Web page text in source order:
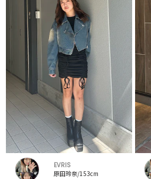
EVRIS
原田玲奈/153cm